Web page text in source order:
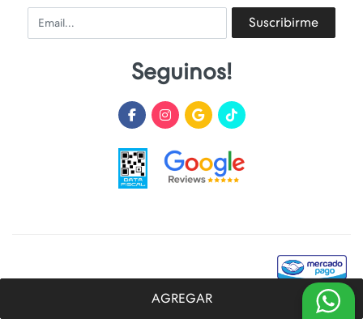
AGREGAR
Email Suscribirme
Seguinos!
Desarrollado y Diseñado por FoxTienda